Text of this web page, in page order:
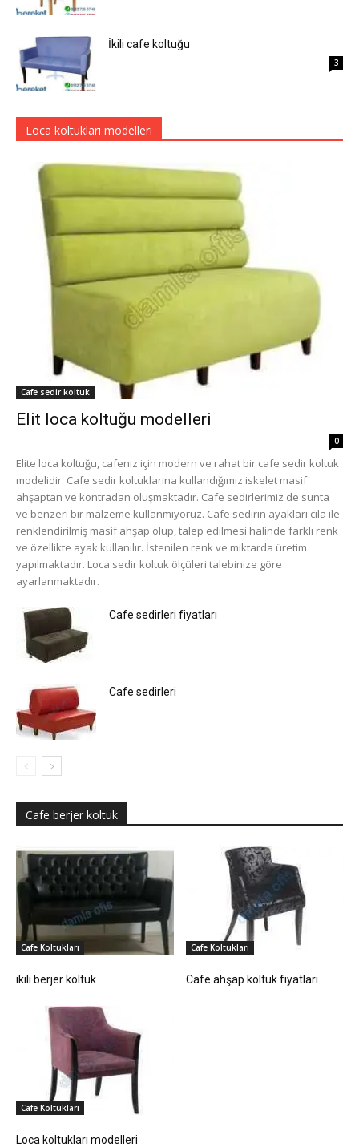
İkili cafe koltuğu
3
Loca koltukları modelleri
Cafe sedir koltuk
Elit loca koltuğu modelleri
0
Elite loca koltuğu, cafeniz için modern ve rahat bir cafe sedir koltuk
modelidir. Cafe sedir koltuklarına kullandığımız iskelet masif
ahşaptan ve kontradan oluşmaktadır. Cafe sedirlerimiz de sunta
ve benzeri bir malzeme kullanmıyoruz. Cafe sedirin ayakları cila ile
renklendirilmiş masif ahşap olup, talep edilmesi halinde farklı renk
ve özellikte ayak kullanılır. İstenilen renk ve miktarda üretim
yapılmaktadır. Loca sedir koltuk ölçüleri talebinize göre
ayarlanmaktadır.
Cafe sedirleri fiyatları
Cafe sedirleri
Cafe berjer koltuk
Cafe Koltukları
ikili berjer koltuk
Cafe Koltukları
Cafe ahşap koltuk fiyatları
Cafe Koltukları
Loca koltukları modelleri